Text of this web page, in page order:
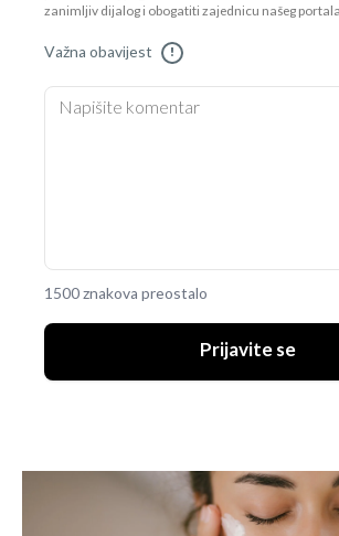
zanimljiv dijalog i obogatiti zajednicu našeg
Važna obavijest !
1500 znakova preostalo
Prijavite se